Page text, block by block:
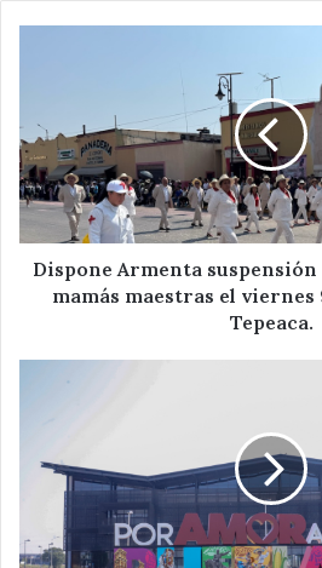
actividades
para
mamás
maestras
el
viernes
Dispone Armenta
mamás maestras el viernes
Tepeaca.
Tecnología
Sostenibilidad,
Puebla